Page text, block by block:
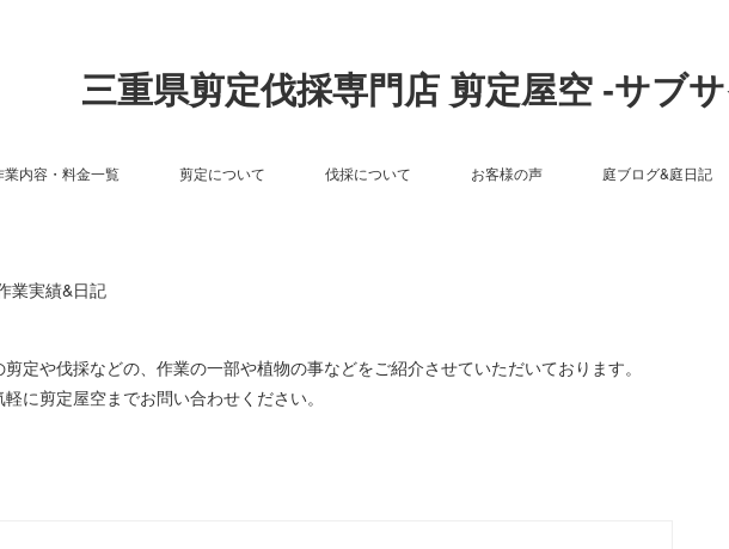
三重県剪定伐採専門店 剪定屋空 -サブ
業内容・料金一覧 剪定について 伐採について お客様の声 庭ブログ&庭日記
業実績&日記
定や伐採などの、作業の一部や植物の事などをご紹介させていただいております。
に剪定屋空までお問い合わせください。